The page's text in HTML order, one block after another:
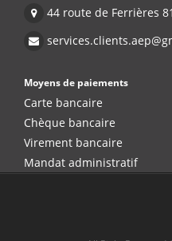
44 route de Ferrières
Moyens de paiements
Carte bancaire
Chèque bancaire
Virement bancaire
Mandat administratif